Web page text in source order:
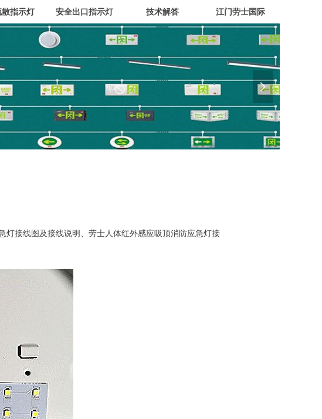
散指示灯 安全出口指示灯 技术解答 江门劳士国际
넲
接线图及接线说明、劳士人体红外感应吸顶消防应急灯接